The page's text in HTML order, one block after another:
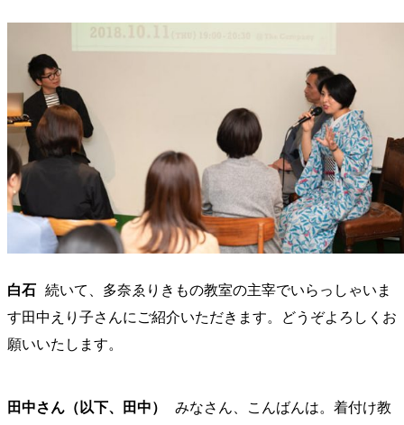
白石 続いて、多奈ゑりきもの教室の主宰でいらっしゃいま
す田中えり子さんにご紹介いただきます。どうぞよろしくお
願いいたします。
田中さん（以下、田中）
みなさん、こんばんは。着付け教